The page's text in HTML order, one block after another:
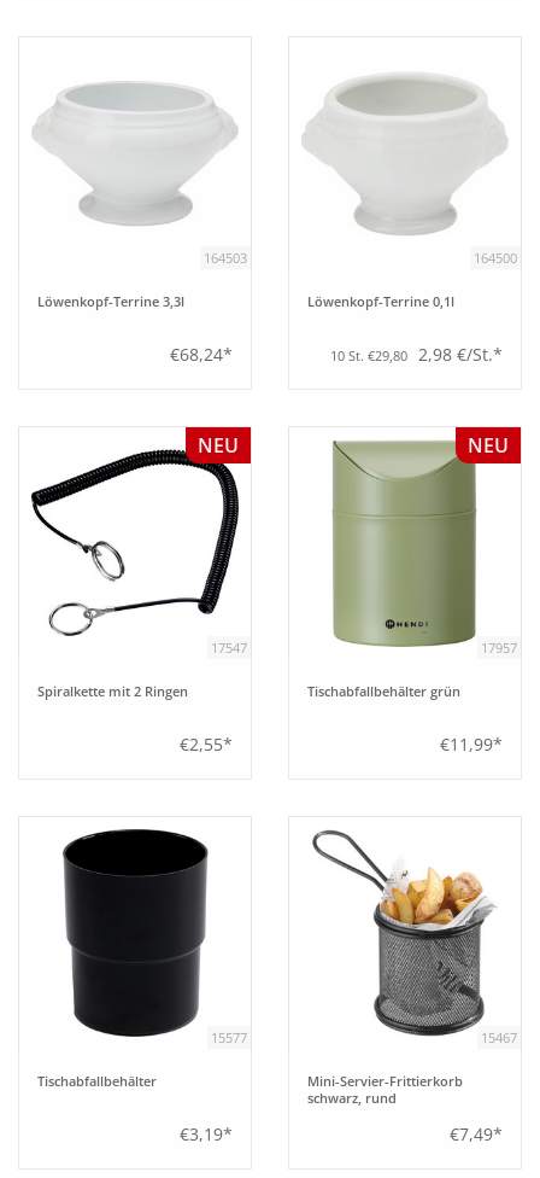
164503
Löwenkopf-Terrine 3,3l
€68,24*
164500
Löwenkopf-Terrine 0,1l
10 St. €29,80 2,98 €/St.*
NEU
17547
Spiralkette mit 2 Ringen
€2,55*
NEU
17957
Tischabfallbehälter grün
€11,99*
15577
Tischabfallbehälter
€3,19*
15467
Mini-Servier-Frittierkorb
schwarz, rund
€7,49*